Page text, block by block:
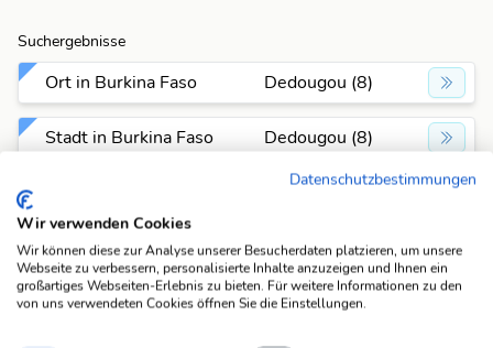
Suchergebnisse
Ort in Burkina Faso Dedougou (8)
Stadt in Burkina Faso Dedougou (8)
Suchfunktionen
Die KWDB ist dein zuverlässiger Partner für
verschiedene Arten von Rätseln, darunter Schüttelrätsel,
Anagramme, Brückenrätsel, Schwedenrätsel und
Kreuzworträtsel. Mit unseren praktischen Suchfunktionen
Datenschutzbestimmungen
Wir verwenden Cookies
Wir können diese zur Analyse unserer Besucherdaten platzieren, um unsere
Webseite zu verbessern, personalisierte Inhalte anzuzeigen und Ihnen ein
großartiges Webseiten-Erlebnis zu bieten. Für weitere Informationen zu den
von uns verwendeten Cookies öffnen Sie die Einstellungen.